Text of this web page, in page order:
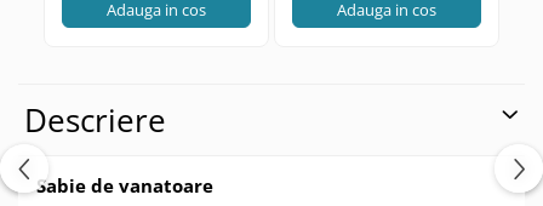
Adauga in cos Adauga in cos
Descriere
Sabie de vanatoare